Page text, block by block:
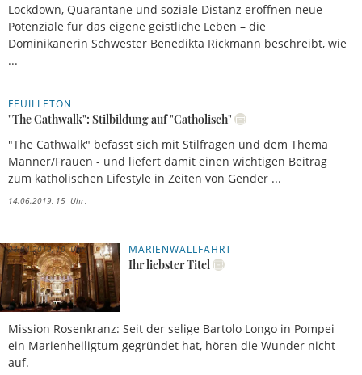
Lockdown, Quarantäne und soziale Distanz eröffnen neue
Potenziale für das eigene geistliche Leben – die
Dominikanerin Schwester Benedikta Rickmann beschreibt, wie
...
FEUILLETON
"The Cathwalk": Stilbildung auf "Catholisch"
"The Cathwalk" befasst sich mit Stilfragen und dem Thema
Männer/Frauen - und liefert damit einen wichtigen Beitrag
zum katholischen Lifestyle in Zeiten von Gender ...
14.06.2019, 15 Uhr
MARIENWALLFAHRT
Ihr liebster Titel
Mission Rosenkranz: Seit der selige Bartolo Longo in Pompei
ein Marienheiligtum gegründet hat, hören die Wunder nicht
auf.
24.04.2019, 10 Uhr